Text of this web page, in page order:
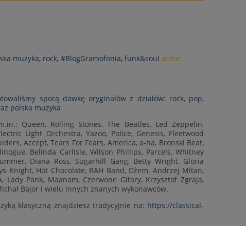
muzyka, rock, #BlogGramofonia, funk&soul autor:
sporą dawkę oryginałów z działów: rock, pop,
polska muzyka
Queen, Rolling Stones, The Beatles, Led Zeppelin,
Light Orchestra, Yazoo, Police, Genesis, Fleetwood
Accept, Tears For Fears, America, a-ha, Bronski Beat,
Belinda Carlisle, Wilson Phillips, Parcels, Whitney
Diana Ross, Sugarhill Gang, Betty Wright, Gloria
Knight, Hot Chocolate, RAH Band, Dżem, Andrzej Mitan,
Lady Pank, Maanam, Czerwone Gitary, Krzysztof Zgraja,
Bajor i wielu innych znanych wykonawców.
klasyczną znajdziesz tradycyjnie na: https://classical-